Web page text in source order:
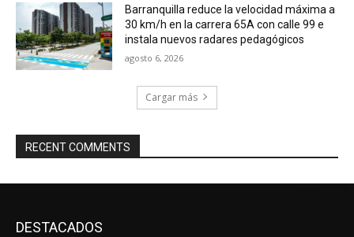
Barranquilla reduce la velocidad máxima a
30 km/h en la carrera 65A con calle 99 e
instala nuevos radares pedagógicos
agosto 6, 2026
Cargar más
RECENT COMMENTS
DESTACADOS